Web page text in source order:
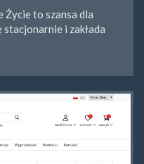
Życie to szansa dla
i zakłada